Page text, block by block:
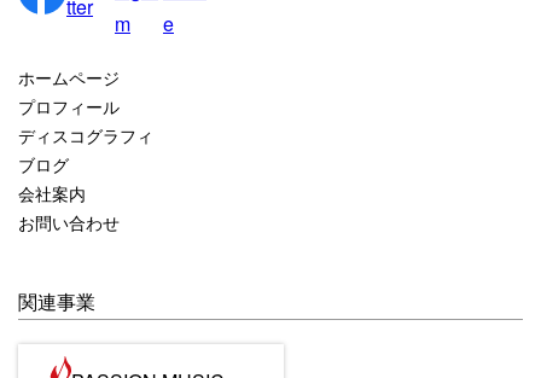
2025年7月
2025年5月
2025年4月
2025年2月
2024年12月
ホームページ
プロフィール
ディスコグラフィ
ブログ
会社案内
お問い合わせ
関連事業